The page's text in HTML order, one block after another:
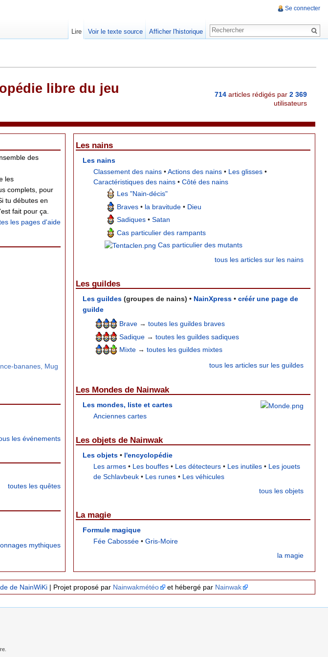
libre du jeu
714 articles rédigés par 2 369
utilisateurs
des
les
complets, pour
tu débutes en
fait pour ça.
les pages d'aide
bananes, Mug
les événements
toutes les quêtes
mythiques
Les nains
Les nains
Classement des nains •Actions des nains • Les glisses •
Caractéristiques des nains •Côté des nains
Les "Nain-décis"
Braves• la bravitude• Dieu
Sadiques• Satan
Cas particulier des rampants
Cas particulier des mutants
tous les articles sur les nains
Les guildes
Les guildes (groupes de nains) • NainXpress • créér une page de
guilde
Brave →toutes les guildes braves
Sadique →toutes les guildes sadiques
Mixte →toutes les guildes mixtes
tous les articles sur les guildes
Les Mondes de Nainwak
Les mondes, liste et cartes
Anciennes cartes
Les objets de Nainwak
Les objets • l'encyclopédie
Les armes • Les bouffes • Les détecteurs • Les inutiles • Les jouets
de Schlavbeuk • Les runes • Les véhicules
tous les objets
La magie
Formule magique
Fée Cabossée •Gris-Moire
la magie
de NainWiKi| Projet proposé par Nainwakmétéo et hébergé par Nainwak
Se connecter
Lire Voir le texte source Afficher l'historique